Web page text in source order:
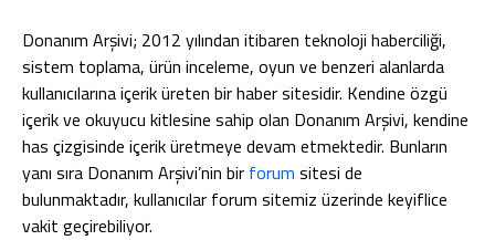
Donanım Arşivi; 2012 yılından itibaren teknoloji haberciliği,
sistem toplama, ürün inceleme, oyun ve benzeri alanlarda
kullanıcılarına içerik üreten bir haber sitesidir. Kendine özgü
içerik ve okuyucu kitlesine sahip olan Donanım Arşivi, kendine
has çizgisinde içerik üretmeye devam etmektedir. Bunların
yanı sıra Donanım Arşivi’nin bir forum sitesi de
bulunmaktadır, kullanıcılar forum sitemiz üzerinde keyiflice
vakit geçirebiliyor.